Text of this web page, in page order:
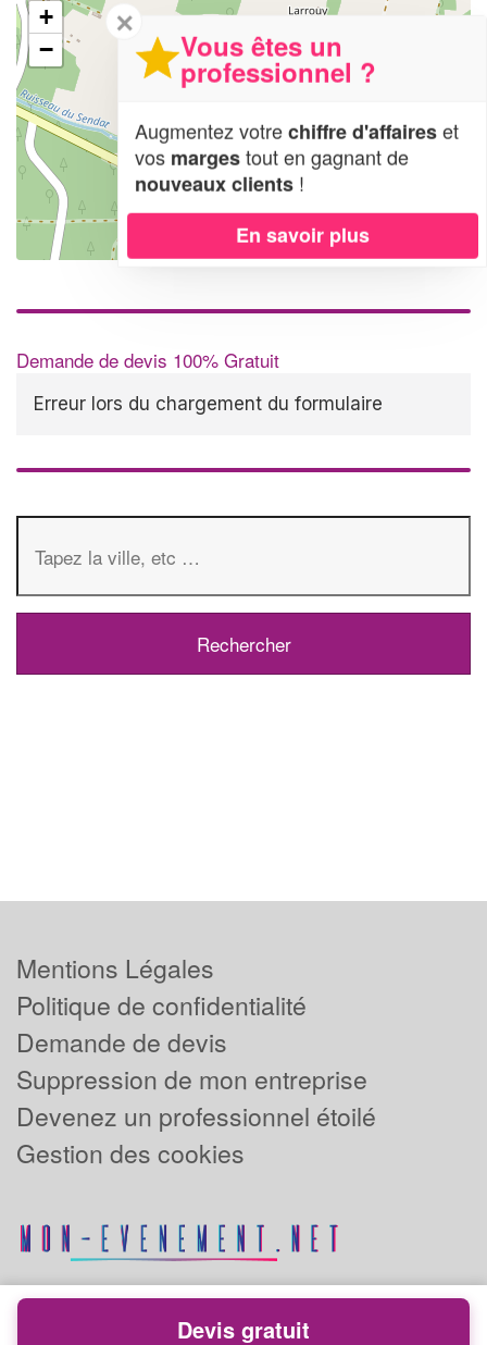
+
−
OpenStreetMap contributors,
Demande de devis 100% Gratuit
Erreur lors du chargement du formulaire
✕
Vous êtes un
professionnel ?
Augmentez votrechiffre d'affaireset
vos margestout en gagnant de
nouveaux clients !
En savoir plus
Mentions Légales
Politique de confidentialité
Demande de devis
Suppression de mon entreprise
Devenez un professionnel étoilé
Gestion des cookies
Devis gratuit